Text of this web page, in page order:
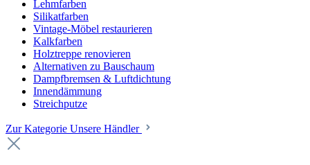
Lehmfarben
Silikatfarben
Vintage-Möbel restaurieren
Kalkfarben
Holztreppe renovieren
Alternativen zu Bauschaum
Dampfbremsen & Luftdichtung
Innendämmung
Streichputze
Zur Kategorie Unsere Händler